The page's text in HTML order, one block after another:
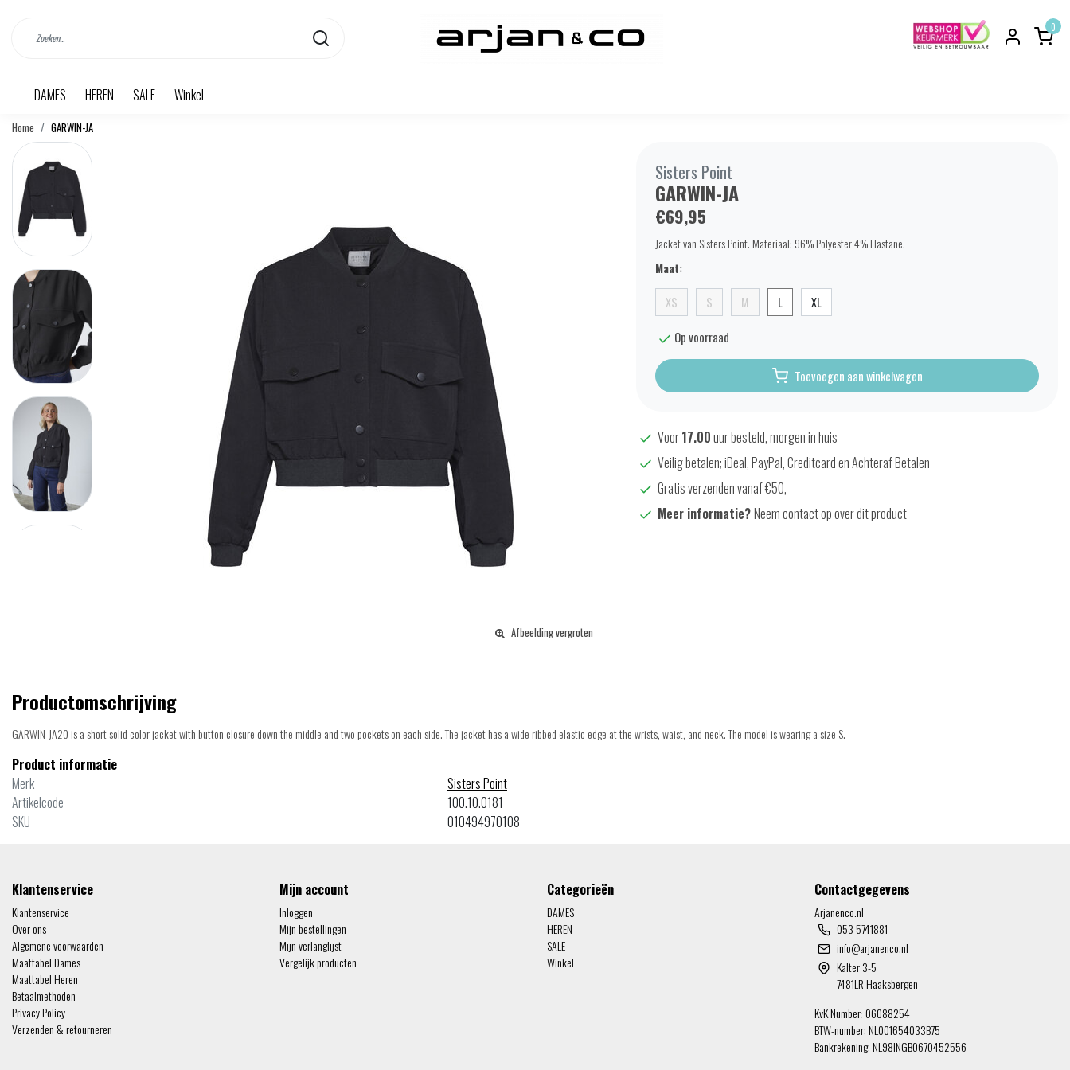
0
DAMES HEREN SALE Winkel
Home GARWIN-JA
Afbeelding vergroten
Sisters Point
GARWIN-JA
€69,95
Jacket van Sisters Point. Materiaal: 96% Polyester 4% Elastane.
Maat:
XS S M L XL
Op voorraad
Toevoegen aan winkelwagen
Voor17.00uur besteld, morgen in huis
Veilig betalen; iDeal, PayPal, Creditcard en Achteraf Betalen
Gratis verzenden vanaf €50,-
Meer informatie?Neem contact op over dit product
Productomschrijving
GARWIN-JA20 is a short solid color jacket with button closure down the middle and two pockets on each side. The jacket has a wide ribbed elastic edge at the wrists, waist, and neck. The model is wearing a size S.
Product informatie
Merk
Sisters Point
Artikelcode
100.10.0181
SKU
010494970108
Klantenservice
Klantenservice
Over ons
Algemene voorwaarden
Maattabel Dames
Maattabel Heren
Betaalmethoden
Privacy Policy
Verzenden & retourneren
Mijn account
Inloggen
Mijn bestellingen
Mijn verlanglijst
Vergelijk producten
Categorieën
DAMES
HEREN
SALE
Winkel
Contactgegevens
Arjanenco.nl
053 5741881
info@arjanenco.nl
Kalter 3-5
7481LR Haaksbergen
KvK Number: 06088254
BTW-number: NL001654033B75
Bankrekening: NL98INGB0670452556